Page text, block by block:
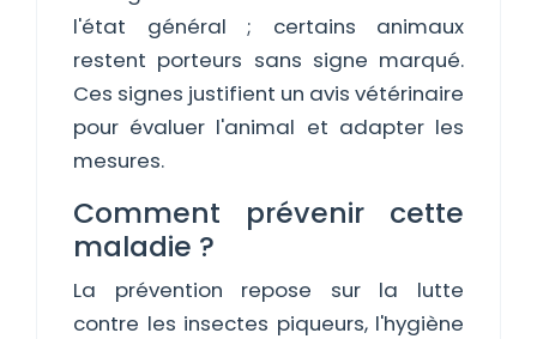
l'état général ; certains animaux
restent porteurs sans signe marqué.
Ces signes justifient un avis vétérinaire
pour évaluer l'animal et adapter les
mesures.
Comment prévenir cette
maladie ?
La prévention repose sur la lutte
contre les insectes piqueurs, l'hygiène